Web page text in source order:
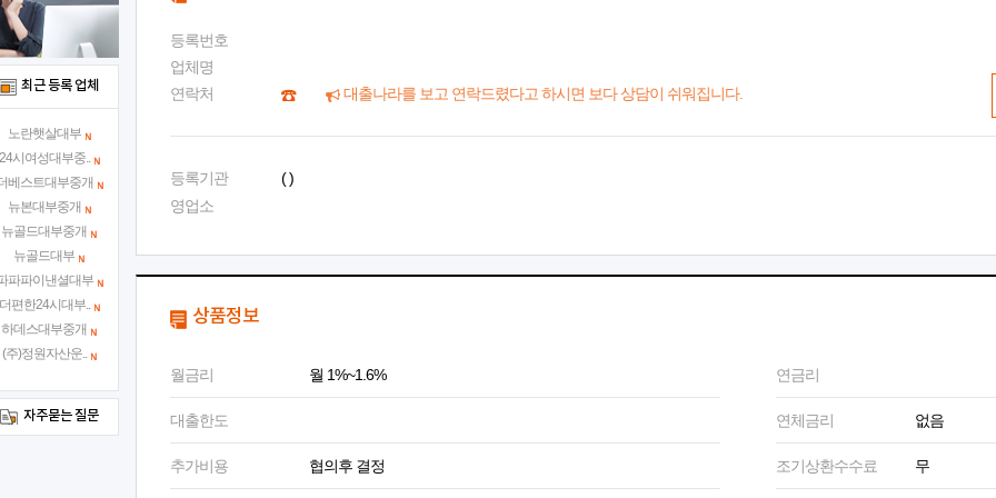
등록번호
업체명
연락처
대출나라를 보고 연락드렸다고 하시면 보다 상담이 쉬워집니다.
등록기관
( )
영업소
상품정보
월금리 월 1%~1.6% 연금리
대출한도 연체금리 없음
추가비용 협의후 결정 조기상환수수료 무
최근 등록 업체
노란햇살대부
시여성대부중..
베스트대부중개
뉴본대부중개
뉴골드대부중개
뉴골드대부
파파이낸셜대부
편한24시대부..
하데스대부중개
(주)정원자산운..
자주묻는 질문